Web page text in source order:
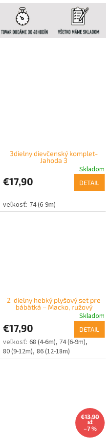
3dielny dievčenský komplet-
Jahoda 3
Skladom
€17,90 DETAIL
74 (6-9m)
2-dielny hebký plyšový set pre
bábätká – Macko, ružový
Skladom
€17,90 DETAIL
68 (4-6m) 74 (6-9m)
80 (9-12m) 86 (12-18m)
€13,90
až
–7 %